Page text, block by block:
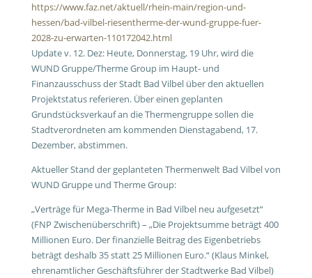
https://www.faz.net/aktuell/rhein-main/region-und-
hessen/bad-vilbel-riesentherme-der-wund-gruppe-fuer-
2028-zu-erwarten-110172042.html
Update v. 12. Dez: Heute, Donnerstag, 19 Uhr, wird die
WUND Gruppe/Therme Group im Haupt- und
Finanzausschuss der Stadt Bad Vilbel über den aktuellen
Projektstatus referieren. Über einen geplanten
Grundstücksverkauf an die Thermengruppe sollen die
Stadtverordneten am kommenden Dienstagabend, 17.
Dezember, abstimmen.
Aktueller Stand der geplanteten Thermenwelt Bad Vilbel von
WUND Gruppe und Therme Group:
„Verträge für Mega-Therme in Bad Vilbel neu aufgesetzt“
(FNP Zwischenüberschrift) – „Die Projektsumme beträgt 400
Millionen Euro. Der finanzielle Beitrag des Eigenbetriebs
beträgt deshalb 35 statt 25 Millionen Euro.“ (Klaus Minkel,
ehrenamtlicher Geschäftsführer der Stadtwerke Bad Vilbel)